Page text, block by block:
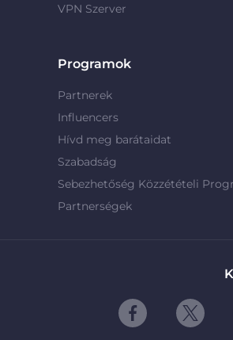
VPN Szerver
Programok
Partnerek
Influencers
Hívd meg barátaidat
Szabadság
Sebezhetőség Közzétételi
Partnerségek